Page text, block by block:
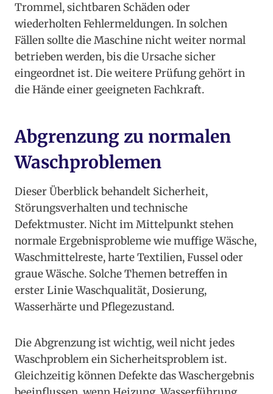
Trommel, sichtbaren Schäden oder
wiederholten Fehlermeldungen. In solchen
Fällen sollte die Maschine nicht weiter normal
betrieben werden, bis die Ursache sicher
eingeordnet ist. Die weitere Prüfung gehört in
die Hände einer geeigneten Fachkraft.
Abgrenzung zu normalen
Waschproblemen
Dieser Überblick behandelt Sicherheit,
Störungsverhalten und technische
Defektmuster. Nicht im Mittelpunkt stehen
normale Ergebnisprobleme wie muffige Wäsche,
Waschmittelreste, harte Textilien, Fussel oder
graue Wäsche. Solche Themen betreffen in
erster Linie Waschqualität, Dosierung,
Wasserhärte und Pflegezustand.
Die Abgrenzung ist wichtig, weil nicht jedes
Waschproblem ein Sicherheitsproblem ist.
Gleichzeitig können Defekte das Waschergebnis